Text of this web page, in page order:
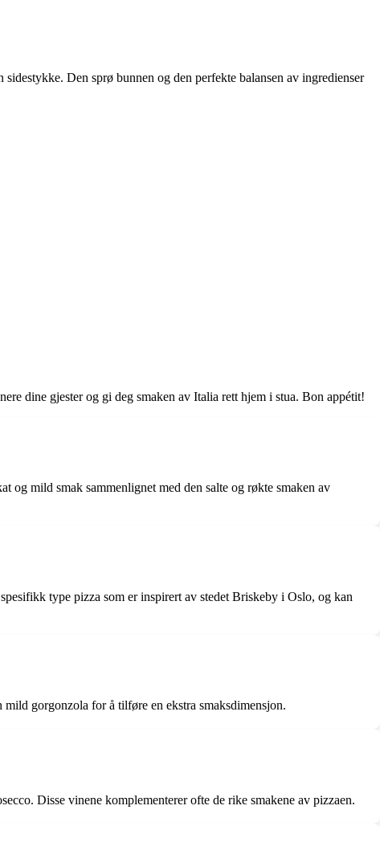
Den sprø bunnen og den perfekte balansen av ingredienser
dine gjester og gi deg smaken av Italia rett hjem i stua. Bon appétit!
og mild smak sammenlignet med den salte og røkte smaken av
type pizza som er inspirert av stedet Briskeby i Oslo, og kan
gorgonzola for å tilføre en ekstra smaksdimensjon.
Disse vinene komplementerer ofte de rike smakene av pizzaen.